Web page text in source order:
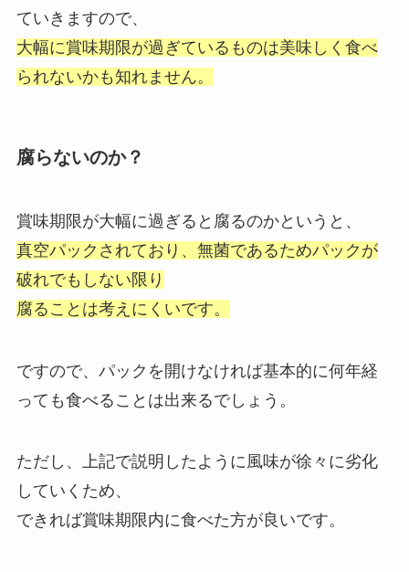
ていきますので、
大幅に賞味期限が過ぎているものは美味しく食べ
られないかも知れません。
腐らないのか？
賞味期限が大幅に過ぎると腐るのかというと、
真空パックされており、無菌であるためパックが
破れでもしない限り
腐ることは考えにくいです。
ですので、パックを開けなければ基本的に何年経
っても食べることは出来るでしょう。
ただし、上記で説明したように風味が徐々に劣化
していくため、
できれば賞味期限内に食べた方が良いです。